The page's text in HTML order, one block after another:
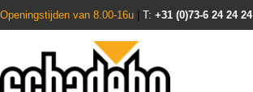
Openingstijden van 8.00-16u T: +31 (0)73-6 24 24 24